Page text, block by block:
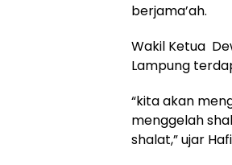
berjama’ah.
Wakil Ketua
Lampung
“kita akan
menggelah
shalat,” ujar